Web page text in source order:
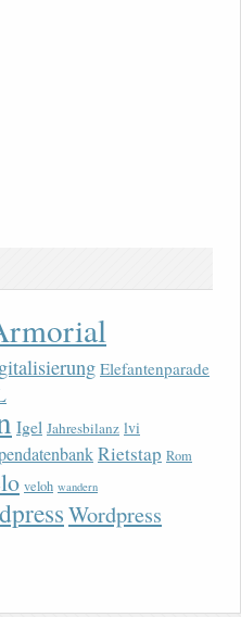
Elefantenparade
Igel Jahresbilanz lvi
Rietstap Rom
veloh wandern
Wordpress